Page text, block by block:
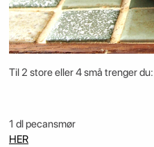
Til 2 store eller 4 små trenger du:
1 dl pecansmør
HER